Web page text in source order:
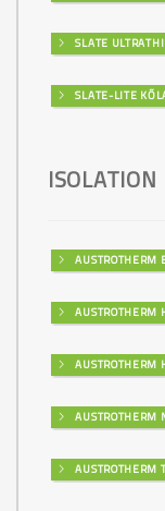
SLATE
SLATE-LITE
ISOLATION
AUSTROTHERM
AUSTROTHERM
AUSTROTHERM
AUSTROTHERM
AUSTROTHERM